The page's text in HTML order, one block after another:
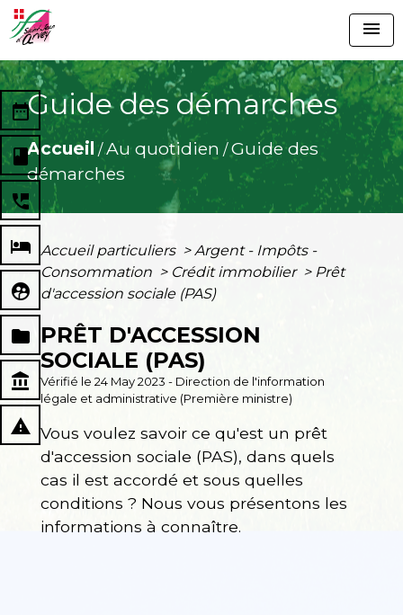
menu
Guide des démarches
Accueil /Au quotidien /Guide des
démarches
date_range
book
perm_phone_msg
local_hotel
supervised_user_circle
folder
account_balance
report_problem
Accueil particuliers > Argent - Impôts -
Consommation > Crédit immobilier > Prêt
d'accession sociale (PAS)
PRÊT D'ACCESSION
SOCIALE (PAS)
Vérifié le 24 May 2023 - Direction de l'information
légale et administrative (Première ministre)
Vous voulez savoir ce qu'est un prêt
d'accession sociale (PAS), dans quels
cas il est accordé et sous quelles
conditions ? Nous vous présentons les
informations à connaître.